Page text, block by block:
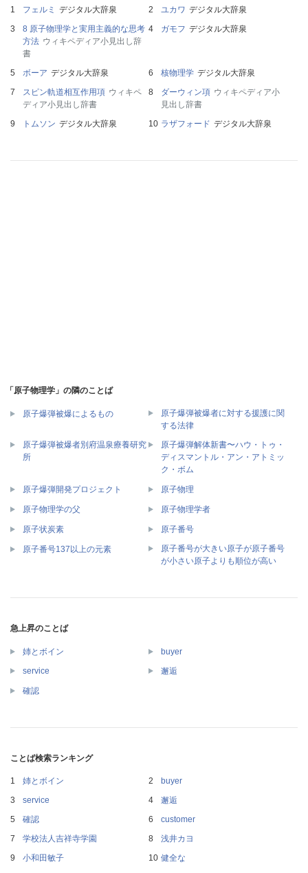
フェルミ デジタル大辞泉 ユカワ デジタル大辞泉
8 原子物理学と実用主義的な思考
方法 ウィキペディア小見出し辞
書
ガモフ デジタル大辞泉
ボーア デジタル大辞泉 核物理学 デジタル大辞泉
スピン軌道相互作用項 ウィキペ
ディア小見出し辞書
ダーウィン項 ウィキペディア小
見出し辞書
トムソン デジタル大辞泉 ラザフォード デジタル大辞泉
「原子物理学」の隣のことば
原子爆弾被爆によるもの
原子爆弾被爆者に対する援護に関
する法律
原子爆弾被爆者別府温泉療養研究
所
原子爆弾解体新書〜ハウ・トゥ・
ディスマントル・アン・アトミッ
ク・ボム
原子爆弾開発プロジェクト 原子物理
原子物理学の父 原子物理学者
原子状炭素 原子番号
原子番号137以上の元素
原子番号が大きい原子が原子番号
が小さい原子よりも順位が高い
急上昇のことば
姉とボイン buyer
service 邂逅
確認
ことば検索ランキング
姉とボイン
buyer
service
邂逅
確認
customer
学校法人吉祥寺学園
浅井カヨ
小和田敏子
健全な